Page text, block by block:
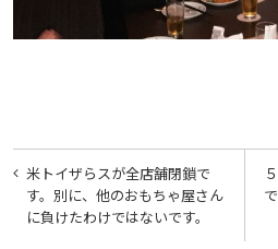
投
稿
ナ
米トイザらスが全店舗閉鎖で
す。別に、他のおもちゃ屋さん
に負けたわけではないです。